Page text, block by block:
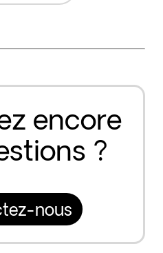
encore
?
nous